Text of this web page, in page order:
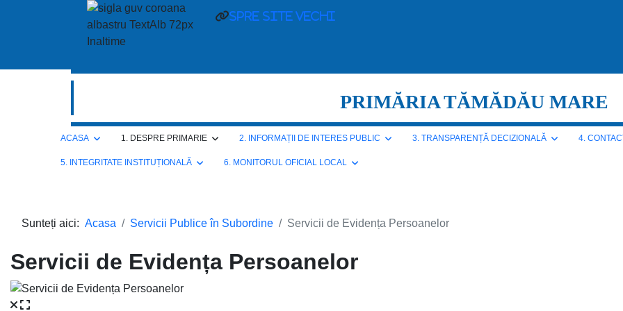
spre site vechi
PRIMĂRIA TĂMĂDĂU MARE
ACASA 1. DESPRE PRIMARIE 2. INFORMAȚII DE INTERES PUBLIC 3. TRANSPARENȚĂ DECIZIONALĂ 4.
5. INTEGRITATE INSTITUȚIONALĂ 6. MONITORUL OFICIAL LOCAL
Sunteți aici: Acasa Servicii Publice în Subordine Servicii de Evidența Persoanelor
Servicii de Evidența Persoanelor